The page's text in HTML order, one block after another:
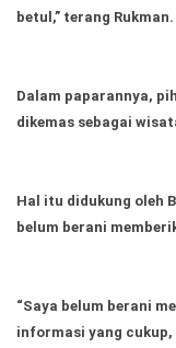
Copyright
2026
News
Right
Reserve
betul,” terang Rukman.
Dalam paparannya,
dikemas sebagai
Hal itu didukung oleh
belum berani
“Saya belum berani
informasi yang cukup,